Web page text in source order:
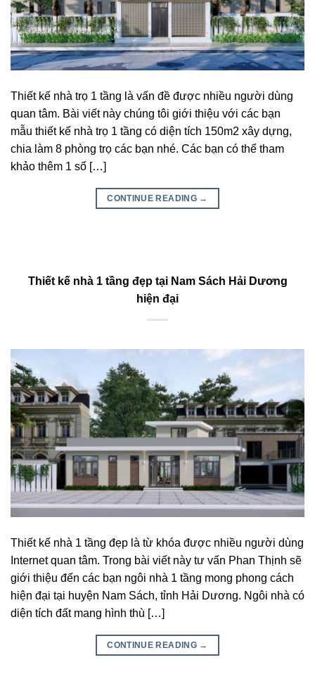
Thiết kế nhà trọ 1 tầng là vấn đề được nhiều người dùng
quan tâm. Bài viết này chúng tôi giới thiệu với các bạn
mẫu thiết kế nhà trọ 1 tầng có diện tích 150m2 xây dựng,
chia làm 8 phòng trọ các bạn nhé. Các bạn có thể tham
khảo thêm 1 số […]
CONTINUE READING →
Thiết kế nhà 1 tầng đẹp tại Nam Sách Hải Dương
hiện đại
Thiết kế nhà 1 tầng đẹp là từ khóa được nhiều người dùng
Internet quan tâm. Trong bài viết này tư vấn Phan Thịnh sẽ
giới thiệu đến các bạn ngôi nhà 1 tầng mong phong cách
hiện đại tại huyện Nam Sách, tỉnh Hải Dương. Ngôi nhà có
diện tích đất mang hình thù […]
CONTINUE READING →